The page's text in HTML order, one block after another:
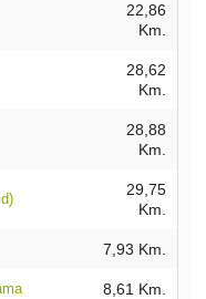
22,86
Km.
28,62
Km.
28,88
Km.
29,75
Km.
7,93 Km.
8,61 Km.